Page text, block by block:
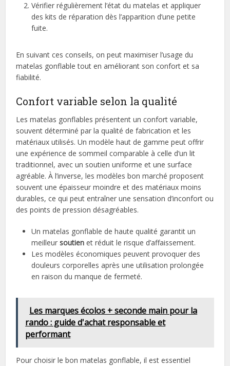
Vérifier régulièrement l’état du matelas et appliquer
des kits de réparation dès l’apparition d’une petite
fuite.
En suivant ces conseils, on peut maximiser l’usage du
matelas gonflable tout en améliorant son confort et sa
fiabilité.
Confort variable selon la qualité
Les matelas gonflables présentent un confort variable,
souvent déterminé par la qualité de fabrication et les
matériaux utilisés. Un modèle haut de gamme peut offrir
une expérience de sommeil comparable à celle d’un lit
traditionnel, avec un soutien uniforme et une surface
agréable. À l’inverse, les modèles bon marché proposent
souvent une épaisseur moindre et des matériaux moins
durables, ce qui peut entraîner une sensation d’inconfort ou
des points de pression désagréables.
Un matelas gonflable de haute qualité garantit un
meilleursoutien et réduit le risque d’affaissement.
Les modèles économiques peuvent provoquer des
douleurs corporelles après une utilisation prolongée
en raison du manque de fermeté.
Les marques écolos + seconde main pour la
rando : guide d'achat responsable et
performant
Pour choisir le bon matelas gonflable, il est essentiel